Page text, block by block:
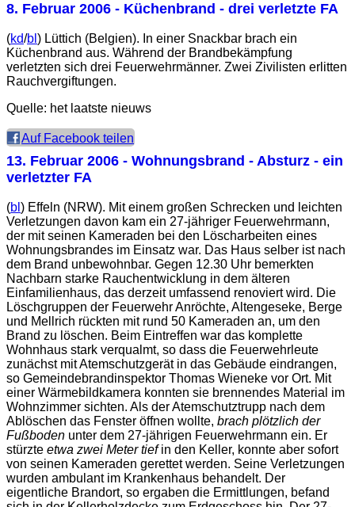
8. Februar 2006 - Küchenbrand - drei verletzte FA
(kd/bl ) Lüttich (Belgien). In einer Snackbar brach ein
Küchenbrand aus. Während der Brandbekämpfung
verletzten sich drei Feuerwehrmänner. Zwei Zivilisten erlitten
Rauchvergiftungen.
Quelle: het laatste nieuws
Auf Facebook teilen
13. Februar 2006 - Wohnungsbrand - Absturz - ein
verletzter FA
(bl ) Effeln (NRW). Mit einem großen Schrecken und leichten
Verletzungen davon kam ein 27-jähriger Feuerwehrmann,
der mit seinen Kameraden bei den Löscharbeiten eines
Wohnungsbrandes im Einsatz war. Das Haus selber ist nach
dem Brand unbewohnbar. Gegen 12.30 Uhr bemerkten
Nachbarn starke Rauchentwicklung in dem älteren
Einfamilienhaus, das derzeit umfassend renoviert wird. Die
Löschgruppen der Feuerwehr Anröchte, Altengeseke, Berge
und Mellrich rückten mit rund 50 Kameraden an, um den
Brand zu löschen. Beim Eintreffen war das komplette
Wohnhaus stark verqualmt, so dass die Feuerwehrleute
zunächst mit Atemschutzgerät in das Gebäude eindrangen,
so Gemeindebrandinspektor Thomas Wieneke vor Ort. Mit
einer Wärmebildkamera konnten sie brennendes Material im
Wohnzimmer sichten. Als der Atemschutztrupp nach dem
Ablöschen das Fenster öffnen wollte, brach plötzlich der
Fußboden unter dem 27-jährigen Feuerwehrmann ein. Er
stürzte etwa zwei Meter tiefin den Keller, konnte aber sofort
von seinen Kameraden gerettet werden. Seine Verletzungen
wurden ambulant im Krankenhaus behandelt. Der
eigentliche Brandort, so ergaben die Ermittlungen, befand